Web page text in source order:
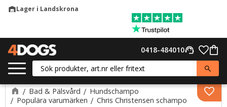
warehouseLager i Landskrona
support_agent
0418-484010
Bad & Pälsvård
Hundschampo
Populära varumärken
Chris Christensen schampo